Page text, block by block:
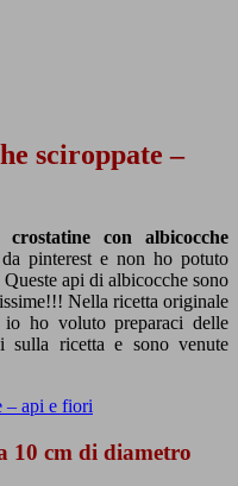
sciroppate –
crostatine con albicocche
pinterest e non ho potuto
api di albicocche sono
Nella ricetta originale
io ho voluto preparaci delle
sulla ricetta e sono venute
10 cm di diametro